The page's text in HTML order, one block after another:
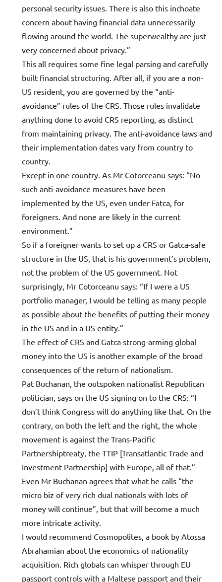
personal security issues. There is also this inchoate
concern about having financial data unnecessarily
flowing around the world. The superwealthy are just
very concerned about privacy.”
This all requires some fine legal parsing and carefully
built financial structuring. After all, if you are a non-
US resident, you are governed by the “anti-
avoidance” rules of the CRS. Those rules invalidate
anything done to avoid CRS reporting, as distinct
from maintaining privacy. The anti-avoidance laws and
their implementation dates vary from country to
country.
Except in one country. As Mr Cotorceanu says: “No
such anti-avoidance measures have been
implemented by the US, even under Fatca, for
foreigners. And none are likely in the current
environment.”
So if a foreigner wants to set up a CRS or Gatca-safe
structure in the US, that is his government’s problem,
not the problem of the US government. Not
surprisingly, Mr Cotorceanu says: “If I were a US
portfolio manager, I would be telling as many people
as possible about the benefits of putting their money
in the US and in a US entity.”
The effect of CRS and Gatca strong-arming global
money into the US is another example of the broad
consequences of the return of nationalism.
Pat Buchanan, the outspoken nationalist Republican
politician, says on the US signing on to the CRS: “I
don’t think Congress will do anything like that. On the
contrary, on both the left and the right, the whole
movement is against the Trans-Pacific
Partnershiptreaty, the TTIP [Transatlantic Trade and
Investment Partnership] with Europe, all of that.”
Even Mr Buchanan agrees that what he calls “the
micro biz of very rich dual nationals with lots of
money will continue”, but that will become a much
more intricate activity.
I would recommend Cosmopolites, a book by Atossa
Abrahamian about the economics of nationality
acquisition. Rich globals can whisper through EU
passport controls with a Maltese passport and their